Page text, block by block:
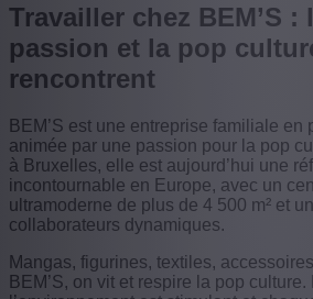
Travailler chez BEM’S :
passion et la pop
rencontrent
BEM’S est une entreprise familiale en
animée par une passion pour la pop
à Bruxelles, elle est aujourd’hui une
incontournable en Europe, avec un
ultramoderne de plus de 4 500 m² et
collaborateurs dynamiques.
Mangas, figurines, textiles,
BEM’S, on vit et respire la pop culture.